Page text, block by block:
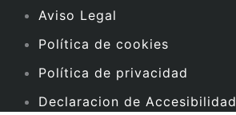
Aviso Legal
Política de cookies
Política de privacidad
Declaracion de Accesibilidad